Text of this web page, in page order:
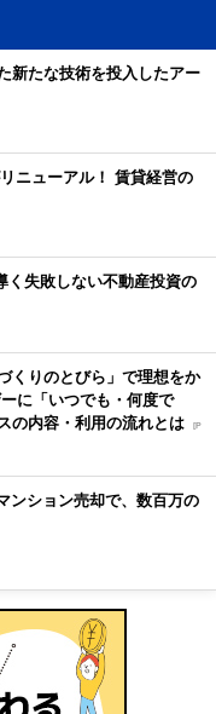
新たな技術を投入したアー
ニューアル！ 賃貸経営の
く失敗しない不動産投資の
くりのとびら」で理想をか
に「いつでも・何度で
の内容・利用の流れとは [P
ンション売却で、数百万の